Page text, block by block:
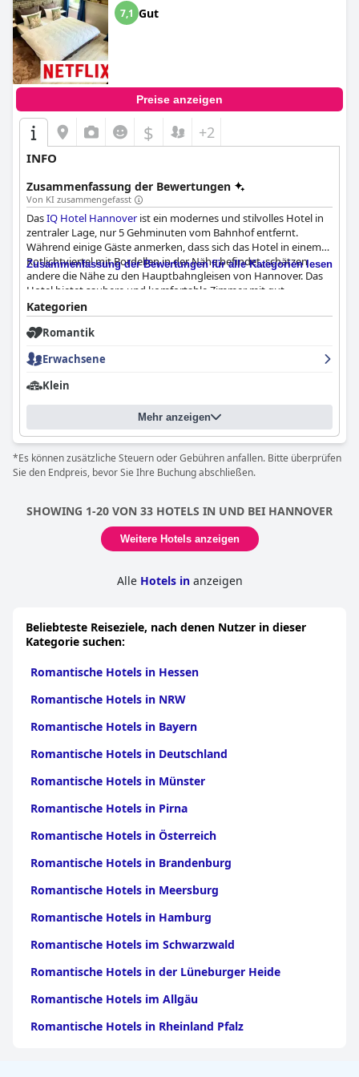
7,1 Gut
Preise anzeigen
$ +2
INFO
Zusammenfassung der Bewertungen
Von KI zusammengefasst
DasIQ Hotel Hannoverist ein modernes und stilvolles Hotel in
zentraler Lage, nur 5 Gehminuten vom Bahnhof entfernt.
Während einige Gäste anmerken, dass sich das Hotel in einem
Rotlichtviertel mit Bordellen in der Nähe befindet, schätzen
andere die Nähe zu den Hauptbahngleisen von Hannover. Das
Hotel bietet saubere und komfortable Zimmer mit gut
gestalteten Badezimmern und modernen Möbeln. Das Personal
ist freundlich und hilfsbereit und das WLAN ist schnell und
zuverlässig. Die Gäste loben die Atmosphäre des Hotels, die nur
Erwachsenenlokale in der Nachbarschaft beachten sollten.
Wahl für einen kurzen Aufenthalt in der Nähe des Bahnhofs und
bietet moderne, saubere und komfortable Zimmer zu einem
guten Preis-Leistungs-Verhältnis.
Zusammenfassung der Bewertungen für alle Kategorien lesen
Kategorien
Romantik
Erwachsene
Klein
Mehr anzeigen
*Es können zusätzliche Steuern oder Gebühren anfallen. Bitte überprüfen
Sie den Endpreis, bevor Sie Ihre Buchung abschließen.
SHOWING 1-20 VON 33 HOTELS IN UND BEI HANNOVER
Weitere Hotels anzeigen
Alle Hotels in anzeigen
Beliebteste Reiseziele, nach denen Nutzer in dieser
Kategorie suchen:
Romantische Hotels in Hessen
Romantische Hotels in NRW
Romantische Hotels in Bayern
Romantische Hotels in Deutschland
Romantische Hotels in Münster
Romantische Hotels in Pirna
Romantische Hotels in Österreich
Romantische Hotels in Brandenburg
Romantische Hotels in Meersburg
Romantische Hotels in Hamburg
Romantische Hotels im Schwarzwald
Romantische Hotels in der Lüneburger Heide
Romantische Hotels im Allgäu
Romantische Hotels in Rheinland Pfalz